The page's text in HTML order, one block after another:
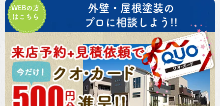
WEBの方
はこちら
外壁・屋根塗装の
プロに相談しよう!!